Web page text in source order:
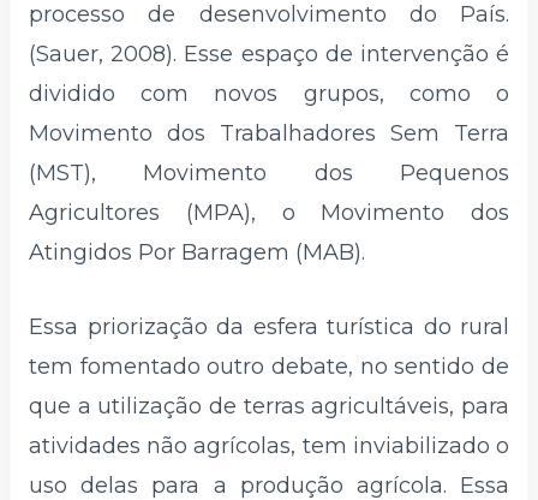
processo de desenvolvimento do País.
(Sauer, 2008). Esse espaço de intervenção é
dividido com novos grupos, como o
Movimento dos Trabalhadores Sem Terra
(MST), Movimento dos Pequenos
Agricultores (MPA), o Movimento dos
Atingidos Por Barragem (MAB).
Essa priorização da esfera turística do rural
tem fomentado outro debate, no sentido de
que a utilização de terras agricultáveis, para
atividades não agrícolas, tem inviabilizado o
uso delas para a produção agrícola. Essa